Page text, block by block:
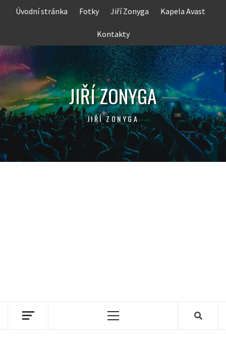
Úvodní stránka Fotky Jiří Zonyga Kapela Avast
Kontakty
JIŘÍ ZONYGA
JIŘÍ ZONYGA
Primary